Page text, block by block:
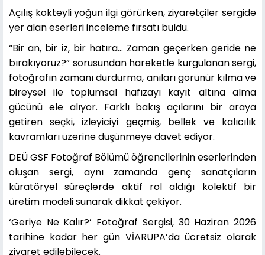
Açılış kokteyli yoğun ilgi görürken, ziyaretçiler sergide
yer alan eserleri inceleme fırsatı buldu.
“Bir an, bir iz, bir hatıra… Zaman geçerken geride ne
bırakıyoruz?” sorusundan hareketle kurgulanan sergi,
fotoğrafın zamanı durdurma, anıları görünür kılma ve
bireysel ile toplumsal hafızayı kayıt altına alma
gücünü ele alıyor. Farklı bakış açılarını bir araya
getiren seçki, izleyiciyi geçmiş, bellek ve kalıcılık
kavramları üzerine düşünmeye davet ediyor.
DEÜ GSF Fotoğraf Bölümü öğrencilerinin eserlerinden
oluşan sergi, aynı zamanda genç sanatçıların
küratöryel süreçlerde aktif rol aldığı kolektif bir
üretim modeli sunarak dikkat çekiyor.
‘Geriye Ne Kalır?’ Fotoğraf Sergisi, 30 Haziran 2026
tarihine kadar her gün VİARUPA’da ücretsiz olarak
ziyaret edilebilecek.